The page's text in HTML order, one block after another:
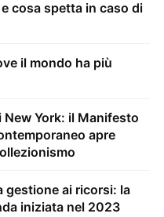
cosa spetta in caso di
il mondo ha più
York: il Manifesto
apre
gestione ai ricorsi: la
iniziata nel 2023